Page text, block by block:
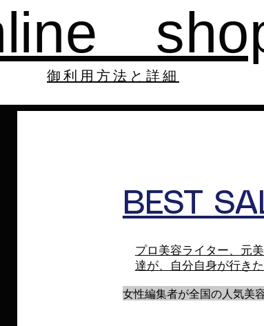
御利用方法と詳細
BEST
プロ美容ライター、元
達が、自分自身が行き
女性編集者が全国の人気美